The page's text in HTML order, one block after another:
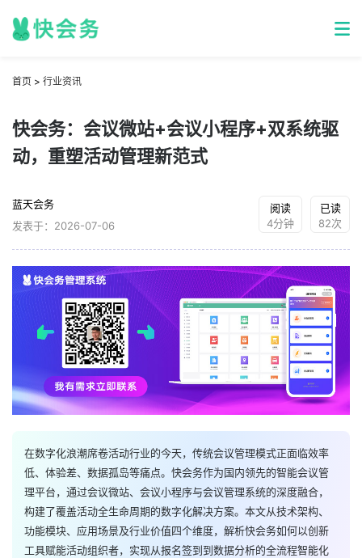
首页 > 行业资讯
快会务：会议微站+会议小程序+双系统驱
动，重塑活动管理新范式
蓝天会务
发表于：2026-07-06
阅读
4分钟
已读
82次
在数字化浪潮席卷活动行业的今天，传统会议管理模式正面临效率
低、体验差、数据孤岛等痛点。快会务作为国内领先的智能会议管
理平台，通过会议微站、会议小程序与会议管理系统的深度融合，
构建了覆盖活动全生命周期的数字化解决方案。本文从技术架构、
功能模块、应用场景及行业价值四个维度，解析快会务如何以创新
工具赋能活动组织者，实现从报名签到到数据分析的全流程智能化